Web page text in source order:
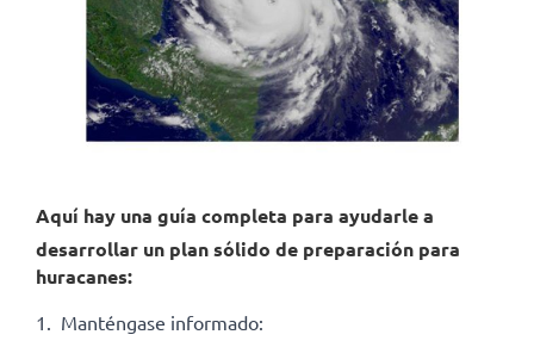
Aquí hay una guía completa para ayudarle a
desarrollar un plan sólido de preparación para
huracanes:
1. Manténgase informado: